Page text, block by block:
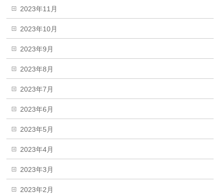
2023年11月
2023年10月
2023年9月
2023年8月
2023年7月
2023年6月
2023年5月
2023年4月
2023年3月
2023年2月